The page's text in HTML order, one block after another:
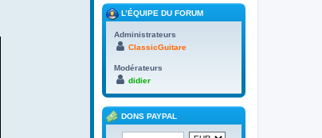
L’ÉQUIPE DU FORUM
Administrateurs
ClassicGuitare
Modérateurs
didier
DONS PAYPAL